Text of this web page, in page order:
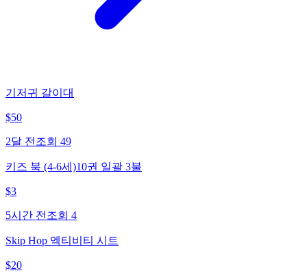
기저귀 갈이대
$50
2달 전 조회 49
키즈 북 (4-6세)10권 일괄 3불
$3
5시간 전 조회 4
Skip Hop 엑티비티 시트
$20